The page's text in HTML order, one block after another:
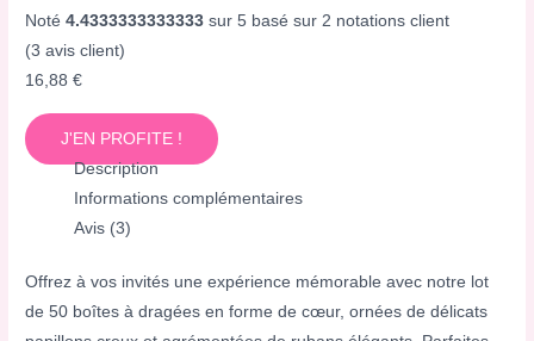
Noté4.4333333333333 sur 5 basé sur 2 notations client
(3 avis client)
16,88€
J'EN PROFITE !
Description
Informations complémentaires
Avis (3)
Offrez à vos invités une expérience mémorable avec notre lot
de 50 boîtes à dragées en forme de cœur, ornées de délicats